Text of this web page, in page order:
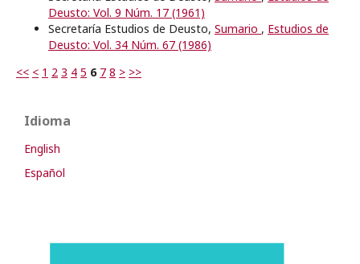
Deusto: Vol. 9 Núm. 17 (1961)
Secretaría Estudios de Deusto, Sumario , Estudios de
Deusto: Vol. 34 Núm. 67 (1986)
<< < 1 2 3 4 5 6 7 8 > >>
Idioma
English
Español